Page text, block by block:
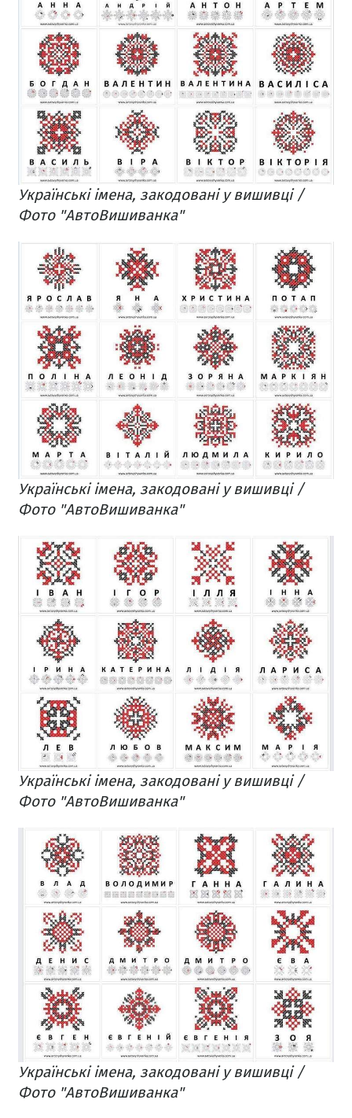
Українські імена, закодовані у вишивці /
Фото "АвтоВишиванка"
Українські імена, закодовані у вишивці /
Фото "АвтоВишиванка"
Українські імена, закодовані у вишивці /
Фото "АвтоВишиванка"
Українські імена, закодовані у вишивці /
Фото "АвтоВишиванка"